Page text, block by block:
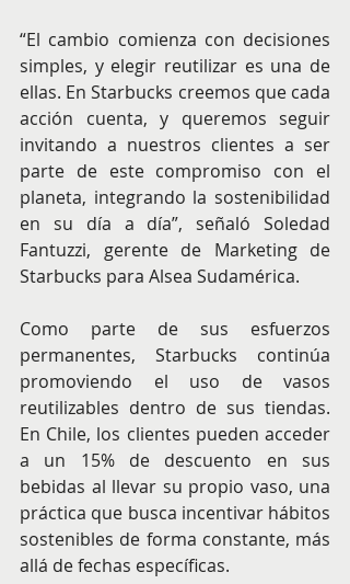
“El cambio comienza con decisiones
simples, y elegir reutilizar es una de
ellas. En Starbucks creemos que cada
acción cuenta, y queremos seguir
invitando a nuestros clientes a ser
parte de este compromiso con el
planeta, integrando la sostenibilidad
en su día a día”, señaló Soledad
Fantuzzi, gerente de Marketing de
Starbucks para Alsea Sudamérica.
Como parte de sus esfuerzos
permanentes, Starbucks continúa
promoviendo el uso de vasos
reutilizables dentro de sus tiendas.
En Chile, los clientes pueden acceder
a un 15% de descuento en sus
bebidas al llevar su propio vaso, una
práctica que busca incentivar hábitos
sostenibles de forma constante, más
allá de fechas específicas.